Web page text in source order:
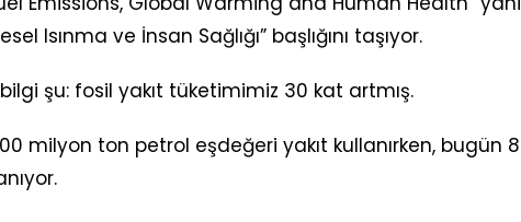
Isınma ve İnsan Sağlığı” başlığını taşıyor.
şu: fosil yakıt tüketimimiz 30 kat artmış.
milyon ton petrol eşdeğeri yakıt kullanırken, bugün 8